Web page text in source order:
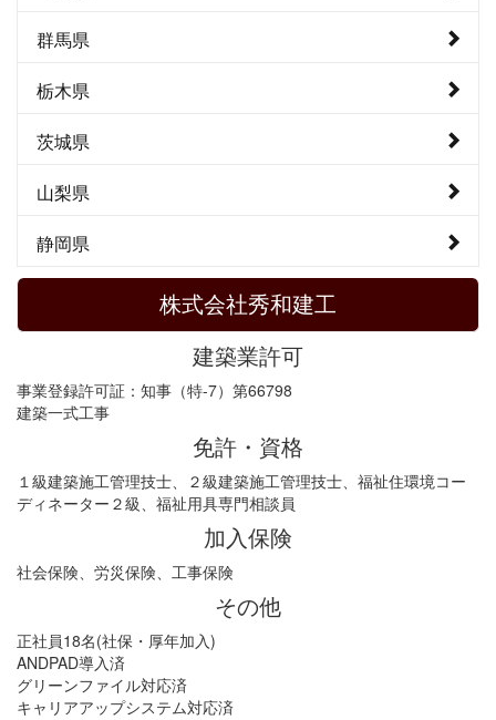
群馬県
栃木県
茨城県
山梨県
静岡県
株式会社秀和建工
建築業許可
事業登録許可証：知事（特-7）第66798
建築一式工事
免許・資格
１級建築施工管理技士、２級建築施工管理技士、福祉住環境コー
ディネーター２級、福祉用具専門相談員
加入保険
社会保険、労災保険、工事保険
その他
正社員18名(社保・厚年加入)
ANDPAD導入済
グリーンファイル対応済
キャリアアップシステム対応済